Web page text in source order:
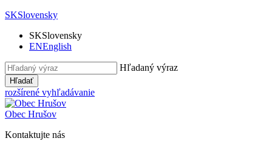
SKSlovensky
SKSlovensky
ENEnglish
Hľadaný výraz
Hľadať
rozšírené vyhľadávanie
Obec Hrušov
Kontaktujte nás